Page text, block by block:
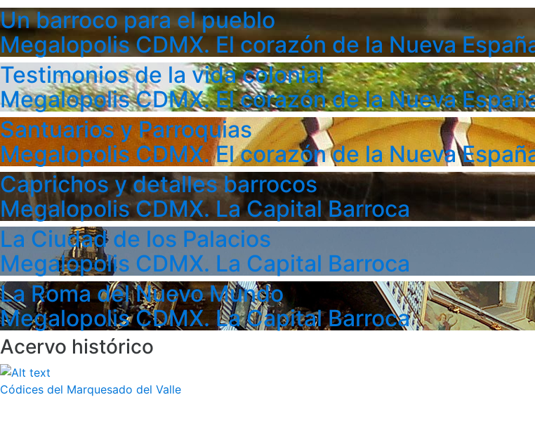
Un barroco para el pueblo
Megalopolis CDMX. El corazón de la Nueva
Testimonios de la vida colonial
Megalopolis CDMX. El corazón de la Nueva
Santuarios y Parroquias
Megalopolis CDMX. El corazón de la Nueva
Caprichos y detalles barrocos
Megalopolis CDMX. La Capital Barroca
La Ciudad de los Palacios
Megalopolis CDMX. La Capital Barroca
La Roma del Nuevo Mundo
Megalopolis CDMX. La Capital Barroca
Acervo histórico
Códices del Marquesado del Valle